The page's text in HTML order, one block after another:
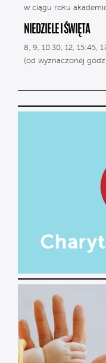
w ciągu roku
NIEDZIELE I ŚWIĘTA
8, 9, 10.30, 12, 15:45,
(od wyznaczonej